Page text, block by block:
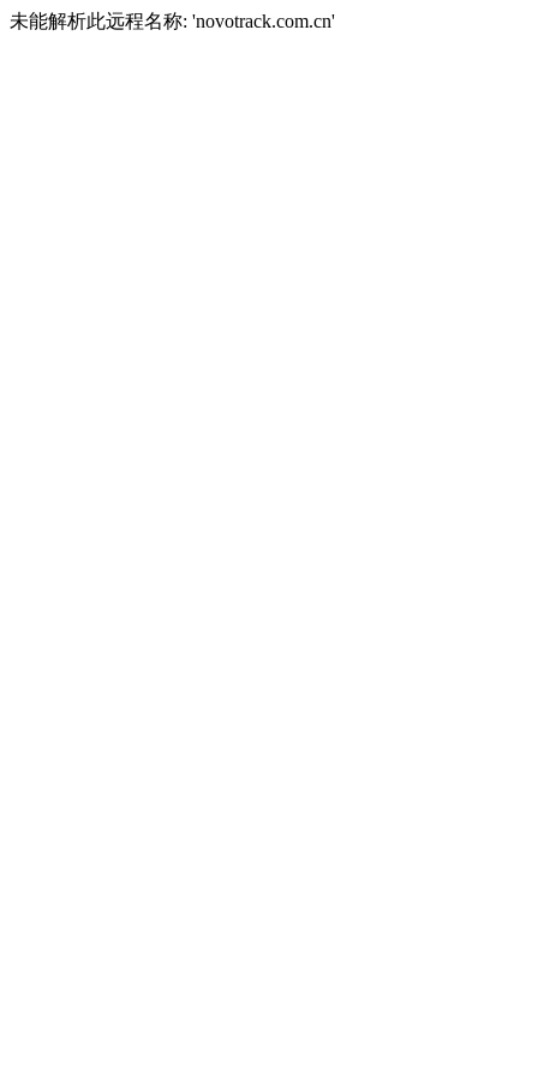
未能解析此远程名称: 'novotrack.com.cn'